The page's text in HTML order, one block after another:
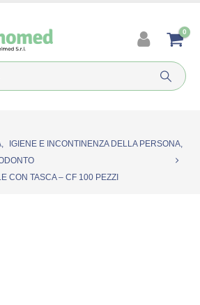
0
, IGIENE E INCONTINENZA DELLA PERSONA,
CON TASCA – CF 100 PEZZI